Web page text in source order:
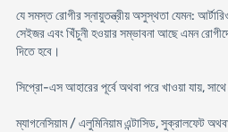
যে সমস্ত রোগীর স্নায়ুতন্ত্রীয় অসুস্থতা যেমন:
সেইজর এবং খিঁচুনী হওয়ার সম্ভাবনা আছে এমন
দিতে হবে।
সিপ্রো-এস আহারের পূর্বে অথবা পরে খাওয়া যায়,
ম্যাগনেসিয়াম / এলুমিনিয়াম এন্টাসিড, সুক্রালফেট